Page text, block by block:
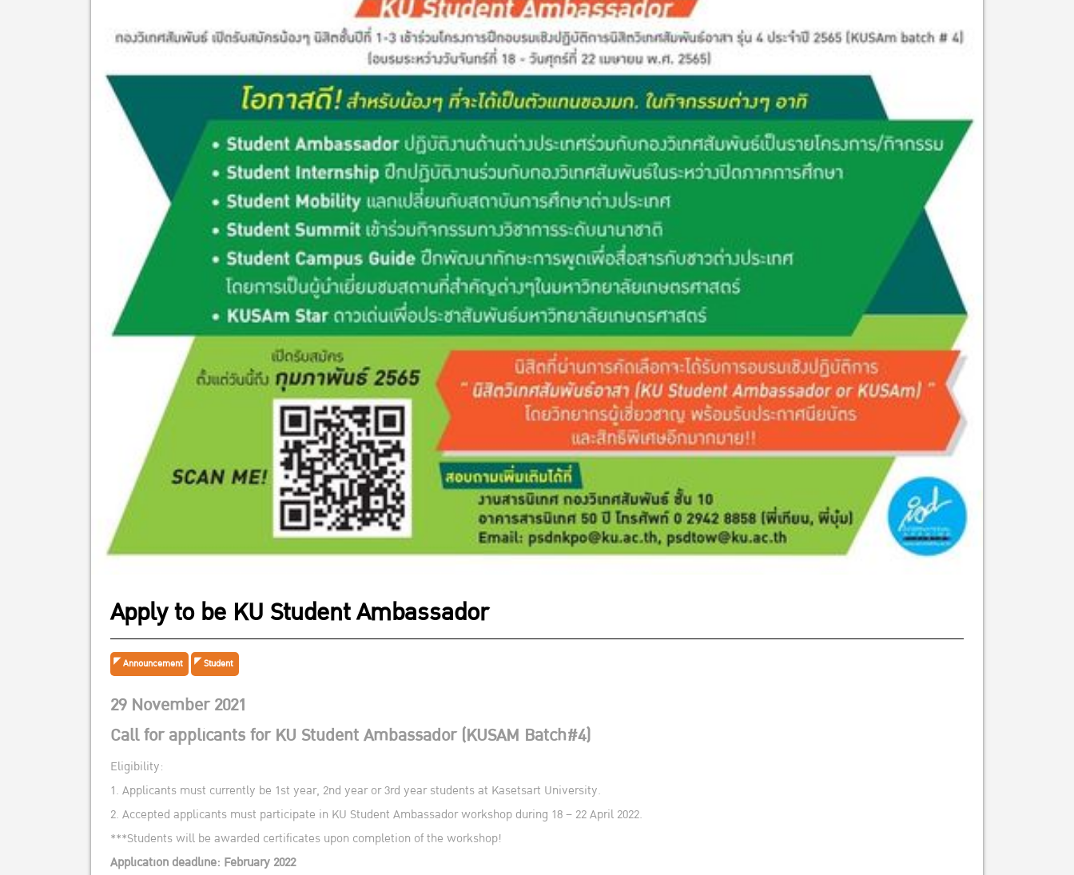
Apply to be KU Student Ambassador
Announcement Student
29 November 2021
Call for applicants for KU Student Ambassador (KUSAM Batch#4)
Eligibility:
1. Applicants must currently be 1st year, 2nd year or 3rd year students at Kasetsart University.
2. Accepted applicants must participate in KU Student Ambassador workshop during 18 – 22 April 2022.
***Students will be awarded certificates upon completion of the workshop!
Application deadline: February 2022